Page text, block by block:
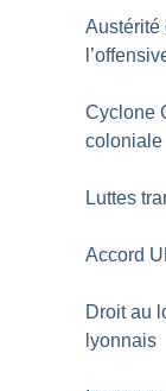
Austérité
Cyclone
coloniale
Luttes
Accord
Droit au
lyonnais